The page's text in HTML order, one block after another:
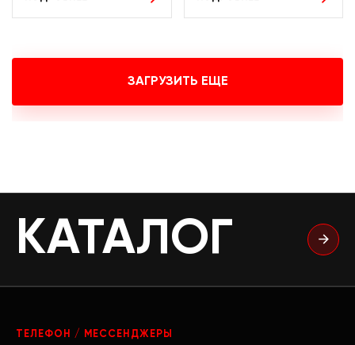
ЗАГРУЗИТЬ ЕЩЕ
КАТАЛОГ
ТЕЛЕФОН / МЕССЕНДЖЕРЫ